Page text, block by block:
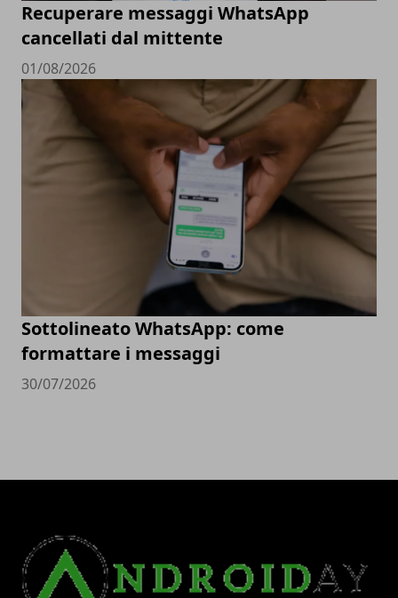
Recuperare messaggi WhatsApp
cancellati dal mittente
01/08/2026
Sottolineato WhatsApp: come
formattare i messaggi
30/07/2026